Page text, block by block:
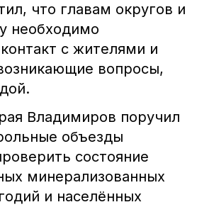
что главам округов и
необходимо
с жителями и
вопросы,
Владимиров поручил
объезды
состояние
минерализованных
и населённых